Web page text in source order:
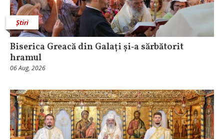
Știri
Biserica Greacă din Galați și‑a sărbătorit
hramul
06 Aug, 2026